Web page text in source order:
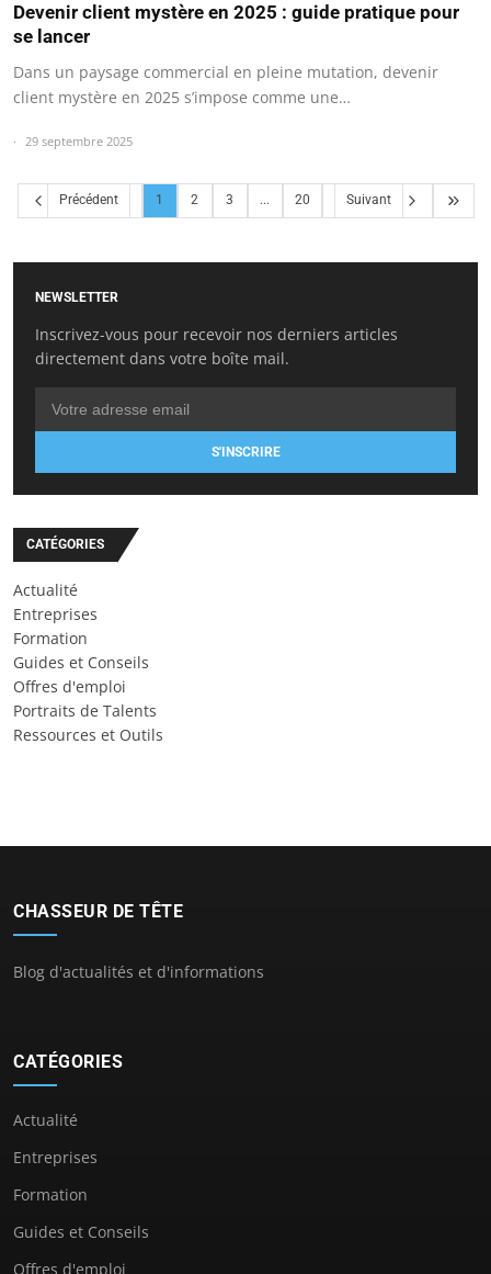
Devenir client mystère en 2025 : guide pratique pour
se lancer
Dans un paysage commercial en pleine mutation, devenir
client mystère en 2025 s’impose comme une…
29 septembre 2025
Précédent 1 2 3 ... 20 Suivant
NEWSLETTER
Inscrivez-vous pour recevoir nos derniers articles
directement dans votre boîte mail.
S'INSCRIRE
CATÉGORIES
Actualité
Entreprises
Formation
Guides et Conseils
Offres d'emploi
Portraits de Talents
Ressources et Outils
CHASSEUR DE TÊTE
Blog d'actualités et d'informations
CATÉGORIES
Actualité
Entreprises
Formation
Guides et Conseils
Offres d'emploi